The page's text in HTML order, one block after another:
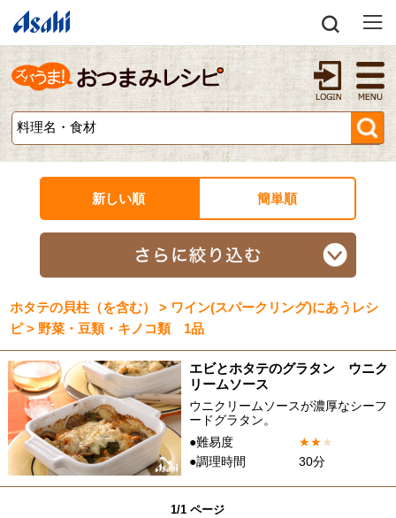
新しい順 簡単順
ホタテの貝柱（を含む） > ワイン(スパークリング)にあうレシ
ピ > 野菜・豆類・キノコ類 1品
エビとホタテのグラタン ウニク
リームソース
ウニクリームソースが濃厚なシーフ
ードグラタン。
●難易度
★★★
●調理時間
30分
1/1 ページ